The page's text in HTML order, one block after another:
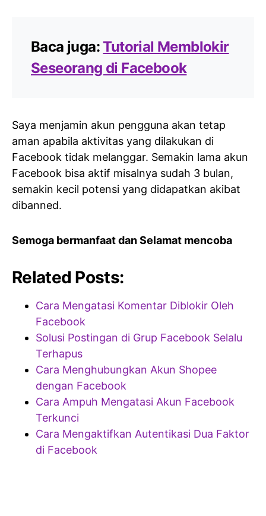
Baca juga:Tutorial Memblokir
Seseorang di Facebook
Saya menjamin akun pengguna akan tetap
aman apabila aktivitas yang dilakukan di
Facebook tidak melanggar. Semakin lama akun
Facebook bisa aktif misalnya sudah 3 bulan,
semakin kecil potensi yang didapatkan akibat
dibanned.
Semoga bermanfaat dan Selamat mencoba
Related Posts:
Cara Mengatasi Komentar Diblokir Oleh
Facebook
Solusi Postingan di Grup Facebook Selalu
Terhapus
Cara Menghubungkan Akun Shopee
dengan Facebook
Cara Ampuh Mengatasi Akun Facebook
Terkunci
Cara Mengaktifkan Autentikasi Dua Faktor
di Facebook